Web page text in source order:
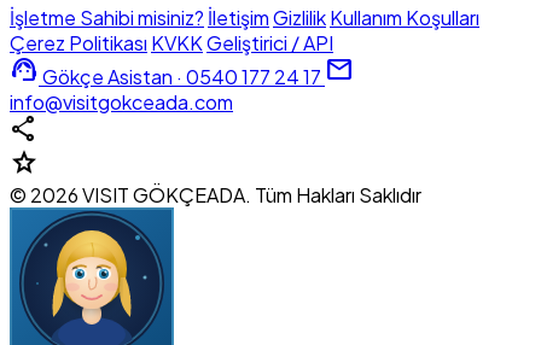
İşletme Sahibi misiniz? İletişimGizlilikKullanım Koşulları
Çerez Politikası KVKKGeliştirici / API
support_agent Gökçe Asistan · 0540 177 24 17 mail
info@visitgokceada.com
share
star
© 2026 VISIT GÖKÇEADA. Tüm Hakları Saklıdır